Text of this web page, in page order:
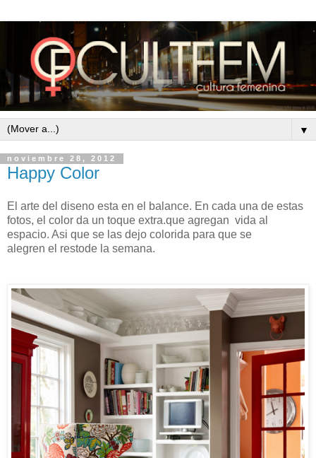
▼
noviembre 28, 2012
Happy Color
El arte del diseno esta en el balance. En cada una de estas
fotos, el color da un toque extra.que agregan vida al
espacio. Asi que se las dejo colorida para que se
alegren el restode la semana.